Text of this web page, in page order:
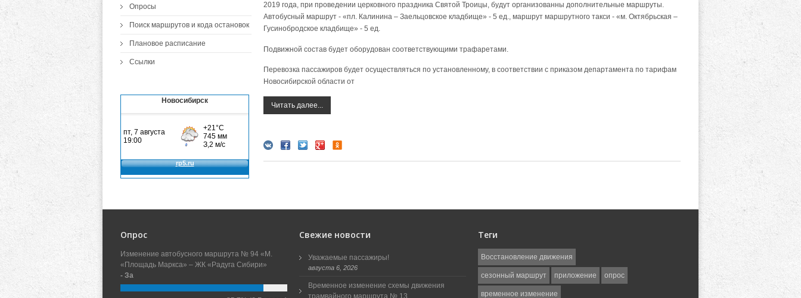
2019 года, при проведении церковного праздника Святой Троицы, будут организованны дополнительные маршруты.
Автобусный маршрут - «пл. Калинина – Заельцовское кладбище» - 5 ед., маршрут маршрутного такси - «м. Октябрьская –
Гусинобродское кладбище» - 5 ед.
Подвижной состав будет оборудован соответствующими трафаретами.
Перевозка пассажиров будет осуществляться по установленному, в соответствии с приказом департамента по тарифам
Новосибирской области от
Читать далее...
Опросы
Поиск маршрутов и кода остановок
Плановое расписание
Ссылки
Новосибирск
Опрос
Изменение автобусного маршрута № 94 «М.
«Площадь Маркса» – ЖК «Радуга Сибири»
- За
Свежие новости
Уважаемые пассажиры!
августа 6, 2026
Временное изменение схемы движения
трамвайного маршрута № 13
Теги
Восстановление движения
сезонный маршрут приложение опрос
временное изменение